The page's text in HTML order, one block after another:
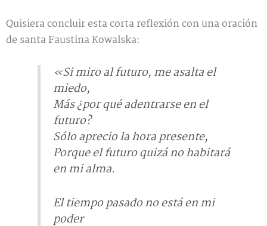
Quisiera concluir esta corta reflexión con una oración
de santa Faustina Kowalska:
«Si miro al futuro, me asalta el
miedo,
Más ¿por qué adentrarse en el
futuro?
Sólo aprecio la hora presente,
Porque el futuro quizá no habitará
en mi alma.
El tiempo pasado no está en mi
poder